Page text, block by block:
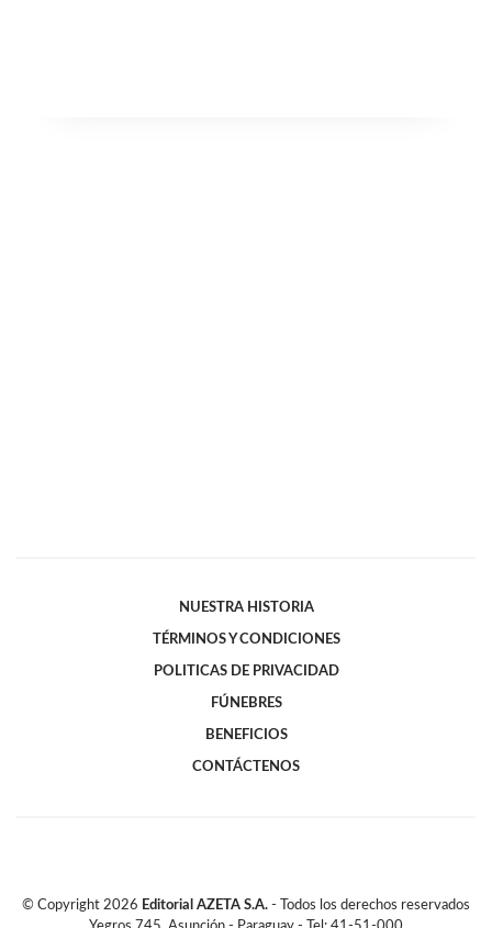
NUESTRA HISTORIA
TÉRMINOS Y CONDICIONES
POLITICAS DE PRIVACIDAD
FÚNEBRES
BENEFICIOS
CONTÁCTENOS
© Copyright 2026 Editorial AZETA S.A. - Todos los derechos reservados